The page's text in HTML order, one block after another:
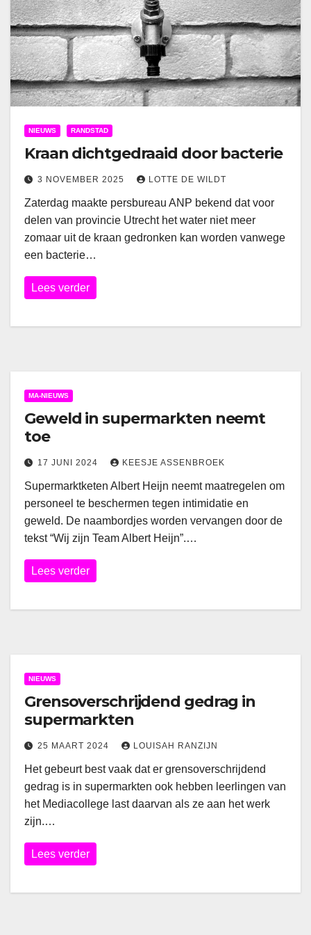
NIEUWS RANDSTAD
Kraan dichtgedraaid door bacterie
3 NOVEMBER 2025 LOTTE DE WILDT
Zaterdag maakte persbureau ANP bekend dat voor
delen van provincie Utrecht het water niet meer
zomaar uit de kraan gedronken kan worden vanwege
een bacterie…
Lees verder
MA-NIEUWS
Geweld in supermarkten neemt
toe
17 JUNI 2024 KEESJE ASSENBROEK
Supermarktketen Albert Heijn neemt maatregelen om
personeel te beschermen tegen intimidatie en
geweld. De naambordjes worden vervangen door de
tekst “Wij zijn Team Albert Heijn”.…
Lees verder
NIEUWS
Grensoverschrijdend gedrag in
supermarkten
25 MAART 2024 LOUISAH RANZIJN
Het gebeurt best vaak dat er grensoverschrijdend
gedrag is in supermarkten ook hebben leerlingen van
het Mediacollege last daarvan als ze aan het werk
zijn.…
Lees verder